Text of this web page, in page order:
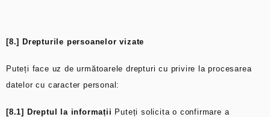
[8.] Drepturile persoanelor vizate
Puteți face uz de următoarele drepturi cu privire la procesarea
datelor cu caracter personal:
[8.1] Dreptul la informații Puteți solicita o confirmare a